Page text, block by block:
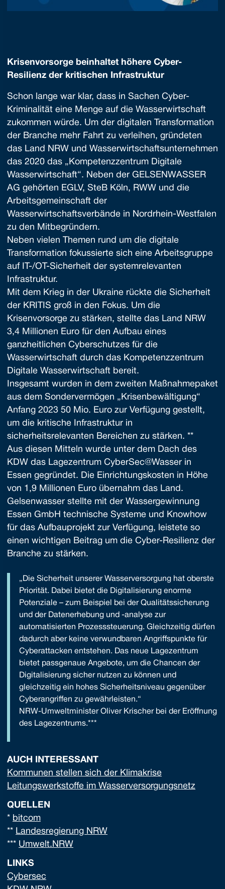
Krisenvorsorge beinhaltet höhere Cyber-
Resilienz der kritischen Infrastruktur
Schon lange war klar, dass in Sachen Cyber-
Kriminalität eine Menge auf die Wasserwirtschaft
zukommen würde. Um der digitalen Transformation
der Branche mehr Fahrt zu verleihen, gründeten
das Land NRW und Wasserwirtschaftsunternehmen
das 2020 das „Kompetenzzentrum Digitale
Wasserwirtschaft“. Neben der GELSENWASSER
AG gehörten EGLV, SteB Köln, RWW und die
Arbeitsgemeinschaft der
Wasserwirtschaftsverbände in Nordrhein-Westfalen
zu den Mitbegründern.
Neben vielen Themen rund um die digitale
Transformation fokussierte sich eine Arbeitsgruppe
auf IT-/OT-Sicherheit der systemrelevanten
Infrastruktur.
Mit dem Krieg in der Ukraine rückte die Sicherheit
der KRITIS groß in den Fokus. Um die
Krisenvorsorge zu stärken, stellte das Land NRW
3,4 Millionen Euro für den Aufbau eines
ganzheitlichen Cyberschutzes für die
Wasserwirtschaft durch das Kompetenzzentrum
Digitale Wasserwirtschaft bereit.
Insgesamt wurden in dem zweiten Maßnahmepaket
aus dem Sondervermögen „Krisenbewältigung“
Anfang 2023 50 Mio. Euro zur Verfügung gestellt,
um die kritische Infrastruktur in
sicherheitsrelevanten Bereichen zu stärken. **
Aus diesen Mitteln wurde unter dem Dach des
KDW das Lagezentrum CyberSec@Wasser in
Essen gegründet. Die Einrichtungskosten in Höhe
von 1,9 Millionen Euro übernahm das Land.
Gelsenwasser stellte mit der Wassergewinnung
Essen GmbH technische Systeme und Knowhow
für das Aufbauprojekt zur Verfügung, leistete so
einen wichtigen Beitrag um die Cyber-Resilienz der
Branche zu stärken.
„Die Sicherheit unserer Wasserversorgung hat oberste
Priorität. Dabei bietet die Digitalisierung enorme
Potenziale – zum Beispiel bei der Qualitätssicherung
und der Datenerhebung und -analyse zur
automatisierten Prozesssteuerung. Gleichzeitig dürfen
dadurch aber keine verwundbaren Angriffspunkte für
Cyberattacken entstehen. Das neue Lagezentrum
bietet passgenaue Angebote, um die Chancen der
Digitalisierung sicher nutzen zu können und
gleichzeitig ein hohes Sicherheitsniveau gegenüber
Cyberangriffen zu gewährleisten.“
NRW-Umweltminister Oliver Krischer bei der Eröffnung
des Lagezentrums.***
AUCH INTERESSANT
Kommunen stellen sich der Klimakrise
Leitungswerkstoffe im Wasserversorgungsnetz
QUELLEN
* bitcom
** Landesregierung NRW
*** Umwelt.NRW
LINKS
Cybersec